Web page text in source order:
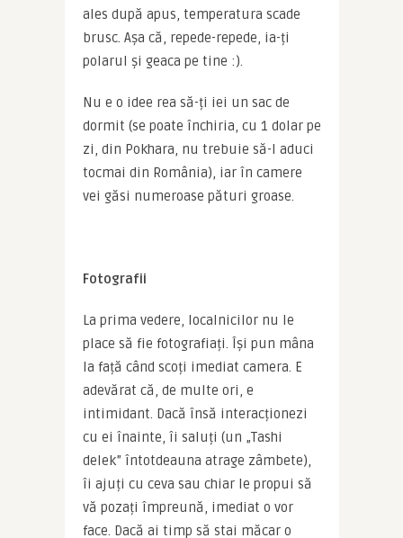
ales după apus, temperatura scade
brusc. Așa că, repede-repede, ia-ți
polarul și geaca pe tine :).
Nu e o idee rea să-ți iei un sac de
dormit (se poate închiria, cu 1 dolar pe
zi, din Pokhara, nu trebuie să-l aduci
tocmai din România), iar în camere
vei găsi numeroase pături groase.
Fotografii
La prima vedere, localnicilor nu le
place să fie fotografiați. Își pun mâna
la față când scoți imediat camera. E
adevărat că, de multe ori, e
intimidant. Dacă însă interacționezi
cu ei înainte, îi saluți (un „Tashi
delek” întotdeauna atrage zâmbete),
îi ajuți cu ceva sau chiar le propui să
vă pozați împreună, imediat o vor
face. Dacă ai timp să stai măcar o